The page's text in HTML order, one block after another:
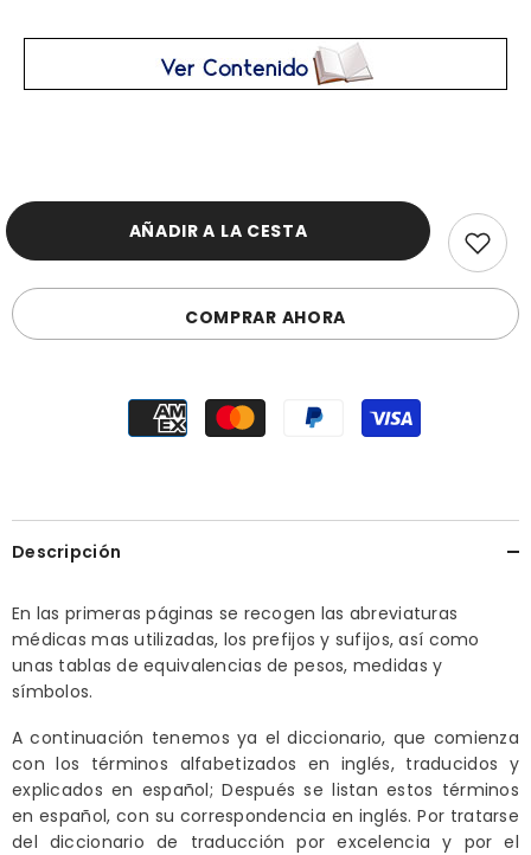
AÑADIR A LA CESTA
COMPRAR AHORA
Descripción
En las primeras páginas se recogen las abreviaturas
médicas mas utilizadas, los prefijos y sufijos, así como
unas tablas de equivalencias de pesos, medidas y
símbolos.
A continuación tenemos ya el diccionario, que comienza
con los términos alfabetizados en inglés, traducidos y
explicados en español; Después se listan estos términos
en español, con su correspondencia en inglés. Por tratarse
del diccionario de traducción por excelencia y por el